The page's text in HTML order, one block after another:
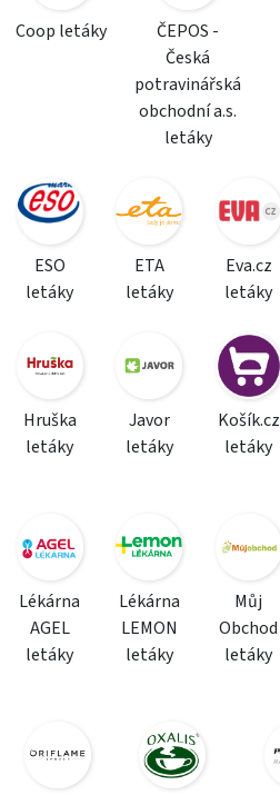
Coop letáky
ČEPOS -
Česká
potravinářská
obchodní a.s.
letáky
ESO
letáky
ETA
letáky
Eva.cz
letáky
Hruška
letáky
Javor
letáky
Košík.cz
letáky
Lékárna
AGEL
letáky
Lékárna
LEMON
letáky
Můj
Obchod
letáky